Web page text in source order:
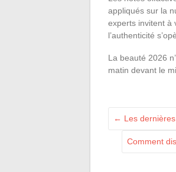
appliqués sur la
experts invitent à
l’authenticité
La beauté 2026
matin devant le
← Les
Comment